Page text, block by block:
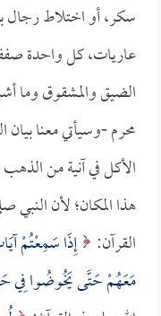
سكر، أو اختلاط رجال
عاريات، كل واحدة
الضيق والمشقوق وما
محرم -وسيأتي معنا
الأكل في آنية من
هذا المكان؛ لأن النبي
القرآن: إِذَا سَمِعْتُمْ
مَعَهُمْ حَتَّى يَخُوضُوا فِي